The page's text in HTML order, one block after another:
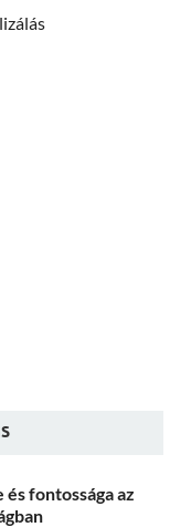
és fontossága az